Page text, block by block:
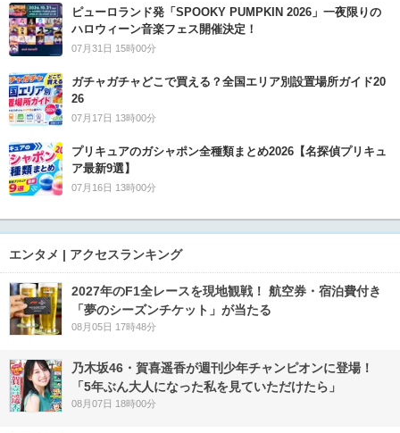
ピューロランド発「SPOOKY PUMPKIN 2026」一夜限りの
ハロウィーン音楽フェス開催決定！
07月31日 15時00分
ガチャガチャどこで買える？全国エリア別設置場所ガイド20
26
07月17日 13時00分
プリキュアのガシャポン全種類まとめ2026【名探偵プリキュ
ア最新9選】
07月16日 13時00分
エンタメ | アクセスランキング
2027年のF1全レースを現地観戦！ 航空券・宿泊費付き
「夢のシーズンチケット」が当たる
08月05日 17時48分
乃木坂46・賀喜遥香が週刊少年チャンピオンに登場！
「5年ぶん大人になった私を見ていただけたら」
08月07日 18時00分